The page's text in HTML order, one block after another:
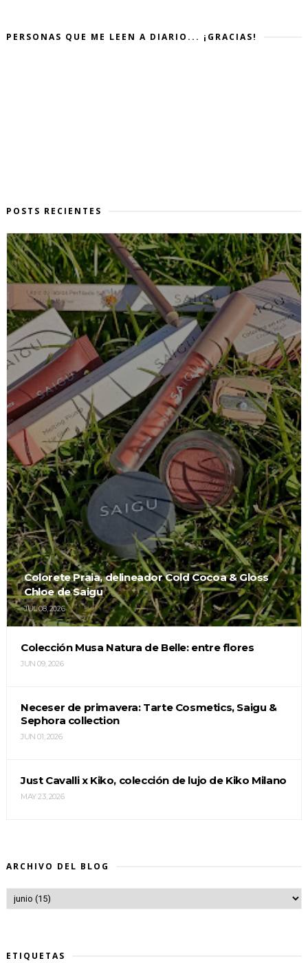
PERSONAS QUE ME LEEN A DIARIO... ¡GRACIAS!
POSTS RECIENTES
Colorete Praia, delineador Cold Cocoa & Gloss
Chloe de Saigu
JUL 08, 2026
Colección Musa Natura de Belle: entre flores
JUN 09, 2026
Neceser de primavera: Tarte Cosmetics, Saigu &
Sephora collection
JUN 01, 2026
Just Cavalli x Kiko, colección de lujo de Kiko Milano
MAY 23, 2026
ARCHIVO DEL BLOG
ETIQUETAS